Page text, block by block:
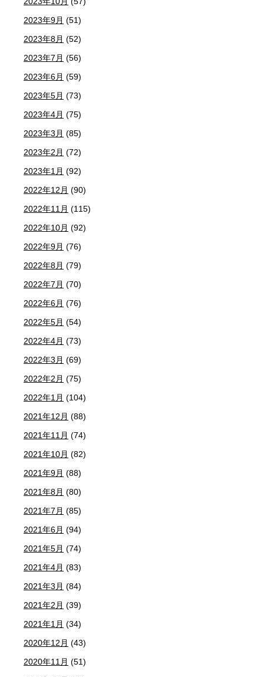
2023年9月 (51)
2023年8月 (52)
2023年7月 (56)
2023年6月 (59)
2023年5月 (73)
2023年4月 (75)
2023年3月 (85)
2023年2月 (72)
2023年1月 (92)
2022年12月 (90)
2022年11月 (115)
2022年10月 (92)
2022年9月 (76)
2022年8月 (79)
2022年7月 (70)
2022年6月 (76)
2022年5月 (54)
2022年4月 (73)
2022年3月 (69)
2022年2月 (75)
2022年1月 (104)
2021年12月 (88)
2021年11月 (74)
2021年10月 (82)
2021年9月 (88)
2021年8月 (80)
2021年7月 (85)
2021年6月 (94)
2021年5月 (74)
2021年4月 (83)
2021年3月 (84)
2021年2月 (39)
2021年1月 (34)
2020年12月 (43)
2020年11月 (51)